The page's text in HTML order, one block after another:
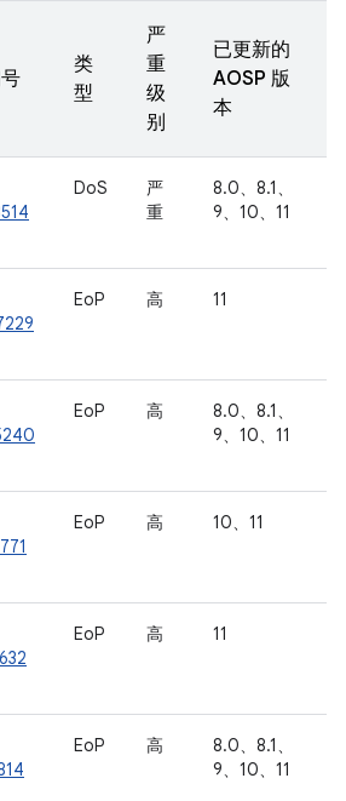
类
型
严
重
级
别
已更新的
AOSP 版
本
DoS
严
重
8.0、8.1、
9、10、11
EoP 高 11
EoP 高
8.0、8.1、
9、10、11
EoP 高 10、11
EoP 高 11
EoP 高
8.0、8.1、
9、10、11